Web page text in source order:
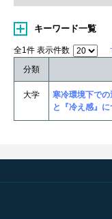
キーワード一覧
全1件 表示件数
分類
大学
寒冷環境下で
と『冷え感』に